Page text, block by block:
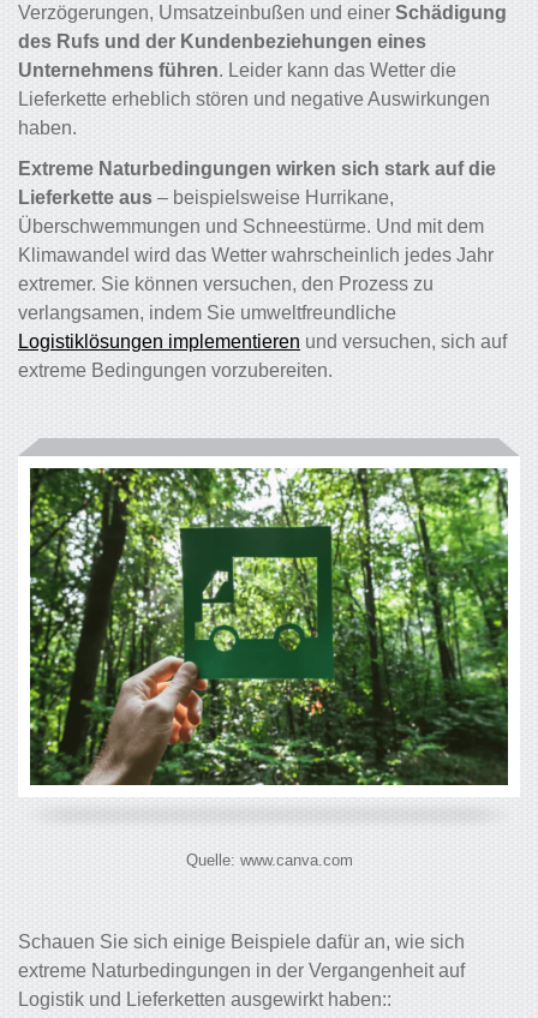
Verzögerungen, Umsatzeinbußen und einer Schädigung
des Rufs und der Kundenbeziehungen eines
Unternehmens führen. Leider kann das Wetter die
Lieferkette erheblich stören und negative Auswirkungen
haben.
Extreme Naturbedingungen wirken sich stark auf die
Lieferkette aus – beispielsweise Hurrikane,
Überschwemmungen und Schneestürme. Und mit dem
Klimawandel wird das Wetter wahrscheinlich jedes Jahr
extremer. Sie können versuchen, den Prozess zu
verlangsamen, indem Sie umweltfreundliche
Logistiklösungen implementieren und versuchen, sich auf
extreme Bedingungen vorzubereiten.
Quelle: www.canva.com
Schauen Sie sich einige Beispiele dafür an, wie sich
extreme Naturbedingungen in der Vergangenheit auf
Logistik und Lieferketten ausgewirkt haben::